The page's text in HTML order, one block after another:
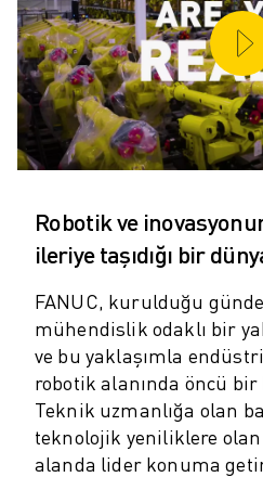
SCARA ROBOTLARI
KOMPAKT CNC İŞLEME MERKEZLERI
ROBODRILL BULUCU
ROBODRILL KOMPAKT DIK İŞLEME
ROBODRILL DONANIM
ROBODRILL YAZILIMI
ROBODRILL ÖNLEYICI BAKIM
ROBODRILL ROBOT PAKETI
ROBODRILL EĞITIM PAKETI
ROBOSHOT BULUCU
ROBOSHOT ELEKTRIKLI PLASTIK
ROBOSHOT DONANIM
ROBOSHOT YAZILIM
ROBOSHOT SÜRDÜRÜLEBİLİRLİK
ROBOSHOT ROBOT PAKETI
Robotik ve
ileriye taşıdığı bir
FANUC, kurulduğu
mühendislik odaklı bir
ve bu yaklaşımla
robotik alanında öncü
Teknik uzmanlığa olan
teknolojik yeniliklere olan
alanda lider konuma